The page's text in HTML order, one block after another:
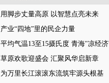
用脚步丈量高原 以智慧点亮未来
产业“四地”里的民企力量
草原欢歌迎盛会 汇聚风华启新章
为万里长江滚滚东流筑牢源头根基